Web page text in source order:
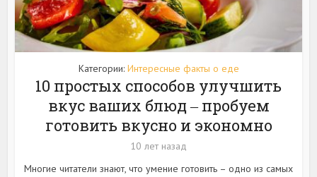
Категории: Интересные факты о еде
10 простых способов улучшить
вкус ваших блюд ‒ пробуем
готовить вкусно и экономно
10 лет назад
Многие читатели знают, что умение готовить – одно из самых